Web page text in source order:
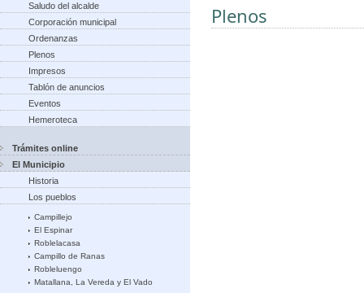
Saludo del alcalde
Corporación municipal
Ordenanzas
Plenos
Impresos
Tablón de anuncios
Eventos
Hemeroteca
Trámites online
El Municipio
Historia
Los pueblos
Campillejo
El Espinar
Roblelacasa
Campillo de Ranas
Robleluengo
Matallana, La Vereda y El Vado
Plenos